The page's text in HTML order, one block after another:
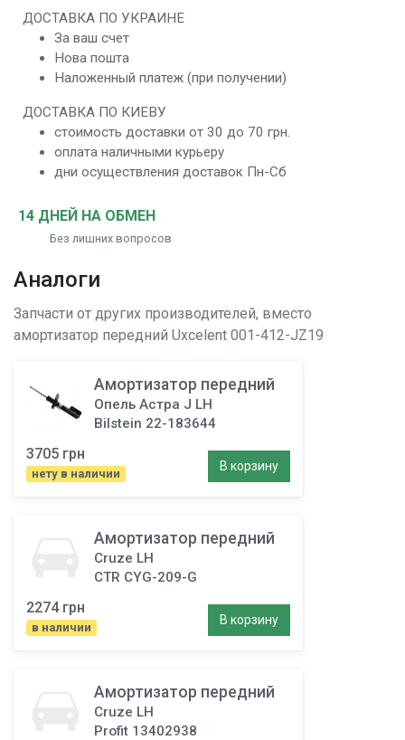
ДОСТАВКА ПО УКРАИНЕ
За ваш счет
Нова пошта
Наложенный платеж (при получении)
ДОСТАВКА ПО КИЕВУ
стоимость доставки от 30 до 70 грн.
оплата наличными курьеру
дни осуществления доставок Пн-Сб
14 ДНЕЙ НА ОБМЕН
Без лишних вопросов
Аналоги
Запчасти от других производителей, вместо
амортизатор передний Uxcelent 001-412-JZ19
Амортизатор передний
Опель Астра J LH
Bilstein 22-183644
3705 грн
нету в наличии
В корзину
Амортизатор передний
Cruze LH
CTR CYG-209-G
2274 грн
в наличии
В корзину
Амортизатор передний
Cruze LH
Profit 13402938